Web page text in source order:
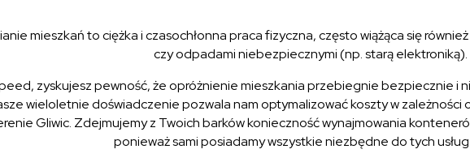
mieszkań to ciężka i czasochłonna praca fizyczna, często wiążąca się
czy odpadami niebezpiecznymi (np. starą elektroniką).
zyskujesz pewność, że opróżnienie mieszkania przebiegnie bezpiecznie i
wieloletnie doświadczenie pozwala nam optymalizować koszty w zależności
Gliwic. Zdejmujemy z Twoich barków konieczność wynajmowania
ponieważ sami posiadamy wszystkie niezbędne do tych usług